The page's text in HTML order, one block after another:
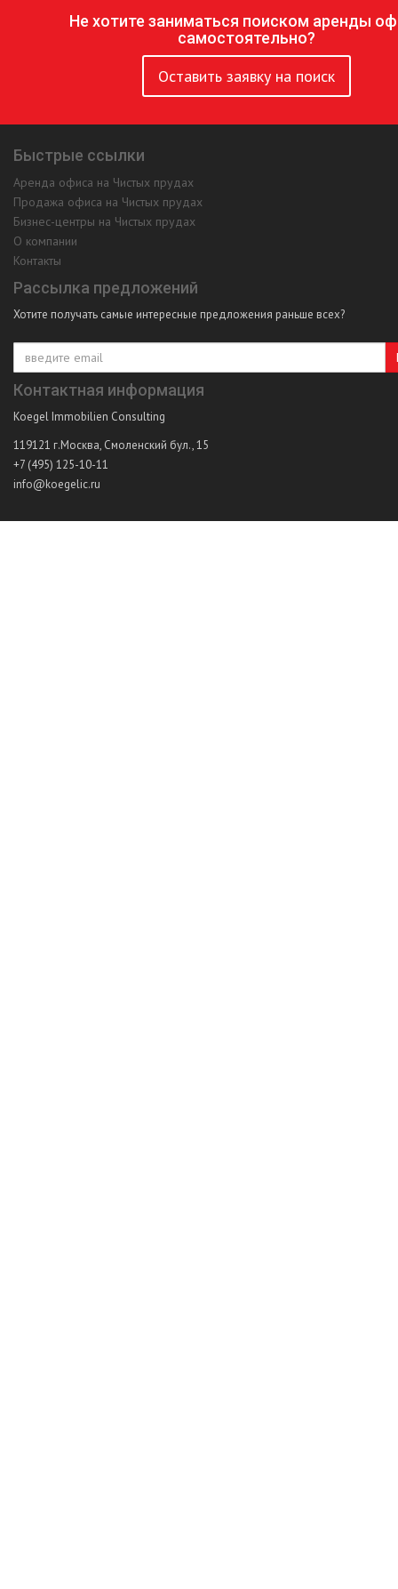
Не хотите заниматься поиском аренды
самостоятельно?
Оставить заявку на поиск
Быстрые ссылки
Аренда офиса на Чистых прудах
Продажа офиса на Чистых прудах
Бизнес-центры на Чистых прудах
О компании
Контакты
Рассылка предложений
Хотите получать самые интересные предложения раньше всех?
Контактная информация
Koegel Immobilien Consulting
119121 г.Москва, Смоленский бул., 15
+7 (495) 125-10-11
info@koegelic.ru